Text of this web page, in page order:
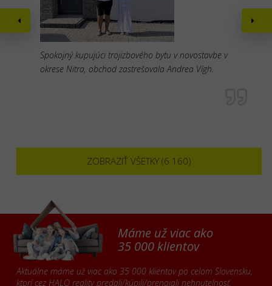
Spokojný kupujúci trojizbového bytu v novostavbe v
okrese Nitra, obchod zastrešovala Andrea Vígh.
ZOBRAZIŤ VŠETKY (6 160)
Máme už viac ako
35 000 klientov
Aktuálne máme už viac ako 35 000 klientov po celom Slovensku,
ktorí cez HALO reality predali/kúpili/prenajali nehnuteľnosť.